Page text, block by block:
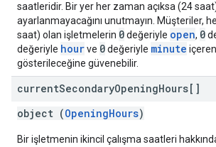
saatleridir. Bir yer her zaman açıksa (24
ayarlanmayacağını unutmayın. Müşteriler,
saat) olan işletmelerin 0değeriyle open, 0
değeriyle hourve 0değeriyle minute
gösterileceğine güvenebilir.
currentSecondaryOpeningHours[]
object (OpeningHours)
Bir işletmenin ikincil çalışma saatleri